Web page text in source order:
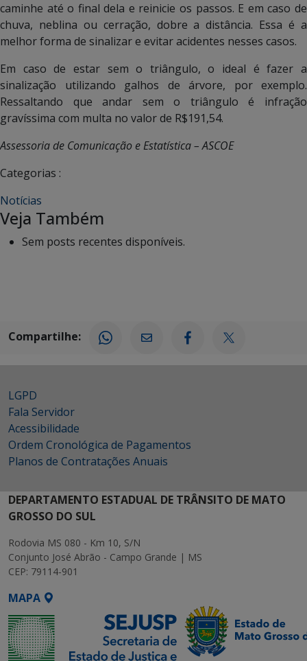
caminhe até o final dela e reinicie os passos. E em caso de
chuva, neblina ou cerração, dobre a distância. Essa é a
melhor forma de sinalizar e evitar acidentes nesses casos.
Em caso de estar sem o triângulo, o ideal é fazer a
sinalização utilizando galhos de árvore, por exemplo.
Ressaltando que andar sem o triângulo é infração
gravíssima com multa no valor de R$191,54.
Assessoria de Comunicação e Estatística – ASCOE
Categorias :
Notícias
Veja Também
Sem posts recentes disponíveis.
Compartilhe:
LGPD
Fala Servidor
Acessibilidade
Ordem Cronológica de Pagamentos
Planos de Contratações Anuais
DEPARTAMENTO ESTADUAL DE TRÂNSITO DE MATO
GROSSO DO SUL
Rodovia MS 080 - Km 10, S/N
Conjunto José Abrão - Campo Grande | MS
CEP: 79114-901
MAPA